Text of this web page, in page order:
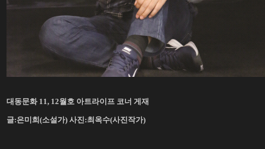
대동문화 11, 12월호 아트라이프 코너 게재
글:은미희(소설가) 사진:최옥수(사진작가)